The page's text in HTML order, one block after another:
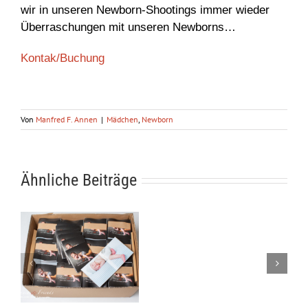
wir in unseren Newborn-Shootings immer wieder
Überraschungen mit unseren Newborns…
Kontak/Buchung
Von Manfred F. Annen | Mädchen Newborn
Ähnliche Beiträge